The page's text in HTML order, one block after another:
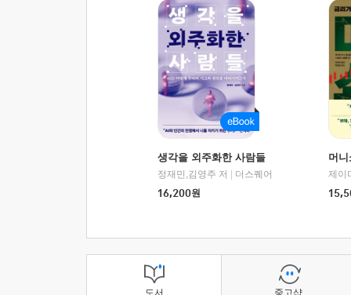
생각을 외주화한 사람들
정재민,김영주 저
더스퀘어
16,200원
머
도서 중고샵